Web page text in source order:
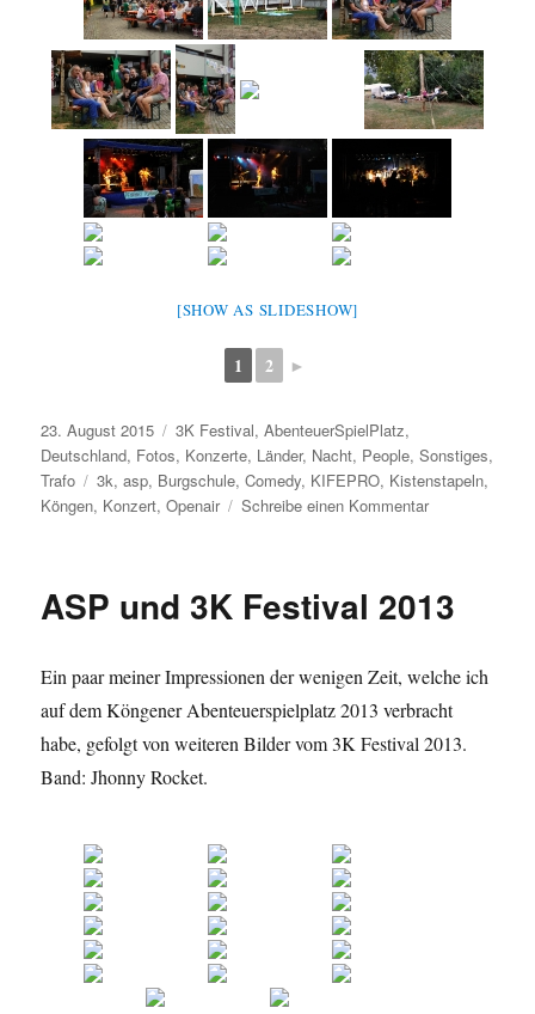
[SHOW AS SLIDESHOW]
1 2 ►
Veröffentlicht
am
23. August 2015 Kategorien
3K Festival,AbenteuerSpielPlatz,
Deutschland, Fotos, Konzerte, Länder, Nacht, People,Sonstiges,
Trafo
Schlagwörter
3k,asp, Burgschule,Comedy, KIFEPRO, Kistenstapeln,
Köngen, Konzert,Openair Schreibe einen Kommentarzu
Abschlussfest
ASP und 3K Festival 2013
Ein paar meiner Impressionen der wenigen Zeit, welche ich
auf dem Köngener Abenteuerspielplatz 2013 verbracht
habe, gefolgt von weiteren Bilder vom 3K Festival 2013.
Band: Jhonny Rocket.